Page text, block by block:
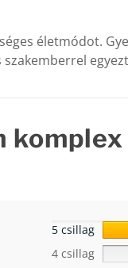
életmódot.
5 csillag
4 csillag